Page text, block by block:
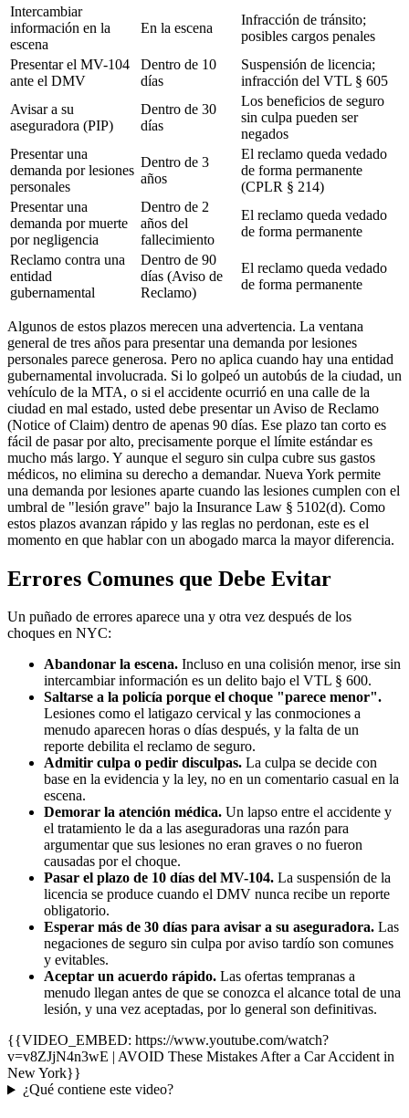
Intercambiar
información en la
escena
En la escena
Infracción de tránsito;
posibles cargos penales
Presentar el MV-104
ante el DMV
Dentro de 10
días
Suspensión de licencia;
infracción del VTL § 605
Avisar a su
aseguradora (PIP)
Dentro de 30
días
Los beneficios de seguro
sin culpa pueden ser
negados
Presentar una
demanda por lesiones
personales
Dentro de 3
años
El reclamo queda vedado
de forma permanente
(CPLR § 214)
Presentar una
demanda por muerte
por negligencia
Dentro de 2
años del
fallecimiento
El reclamo queda vedado
de forma permanente
Reclamo contra una
entidad
gubernamental
Dentro de 90
días (Aviso de
Reclamo)
El reclamo queda vedado
de forma permanente
Algunos de estos plazos merecen una advertencia. La ventana
general de tres años para presentar una demanda por lesiones
personales parece generosa. Pero no aplica cuando hay una entidad
gubernamental involucrada. Si lo golpeó un autobús de la ciudad, un
vehículo de la MTA, o si el accidente ocurrió en una calle de la
ciudad en mal estado, usted debe presentar un Aviso de Reclamo
(Notice of Claim) dentro de apenas 90 días. Ese plazo tan corto es
fácil de pasar por alto, precisamente porque el límite estándar es
mucho más largo. Y aunque el seguro sin culpa cubre sus gastos
médicos, no elimina su derecho a demandar. Nueva York permite
una demanda por lesiones aparte cuando las lesiones cumplen con el
umbral de "lesión grave" bajo la Insurance Law § 5102(d). Como
estos plazos avanzan rápido y las reglas no perdonan, este es el
momento en que hablar con un abogado marca la mayor diferencia.
Errores Comunes que Debe Evitar
Un puñado de errores aparece una y otra vez después de los
choques en NYC:
Abandonar la escena. Incluso en una colisión menor, irse sin
intercambiar información es un delito bajo el VTL § 600.
Saltarse a la policía porque el choque "parece menor".
Lesiones como el latigazo cervical y las conmociones a
menudo aparecen horas o días después, y la falta de un
reporte debilita el reclamo de seguro.
Admitir culpa o pedir disculpas. La culpa se decide con
base en la evidencia y la ley, no en un comentario casual en la
escena.
Demorar la atención médica. Un lapso entre el accidente y
el tratamiento le da a las aseguradoras una razón para
argumentar que sus lesiones no eran graves o no fueron
causadas por el choque.
Pasar el plazo de 10 días del MV-104. La suspensión de la
licencia se produce cuando el DMV nunca recibe un reporte
obligatorio.
Esperar más de 30 días para avisar a su aseguradora. Las
negaciones de seguro sin culpa por aviso tardío son comunes
y evitables.
Aceptar un acuerdo rápido. Las ofertas tempranas a
menudo llegan antes de que se conozca el alcance total de una
lesión, y una vez aceptadas, por lo general son definitivas.
{{VIDEO_EMBED: https://www.youtube.com/watch?
v=v8ZJjN4n3wE | AVOID These Mistakes After a Car Accident in
New York}}
¿Qué contiene este video?